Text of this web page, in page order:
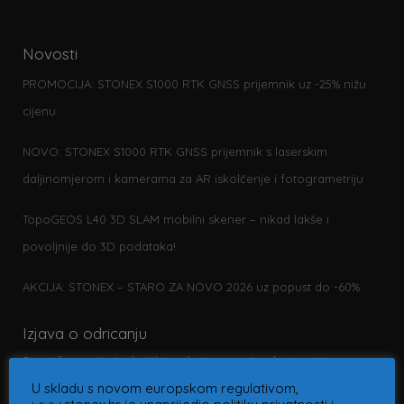
Novosti
PROMOCIJA: STONEX S1000 RTK GNSS prijemnik uz -25% nižu
cijenu
NOVO: STONEX S1000 RTK GNSS prijemnik s laserskim
daljinomjerom i kamerama za AR iskolčenje i fotogrametriju
TopoGEOS L40 3D SLAM mobilni skener – nikad lakše i
povoljnije do 3D podataka!
AKCIJA: STONEX – STARO ZA NOVO 2026 uz popust do -60%
Izjava o odricanju
Sve informacije i tehnički podaci na ovoj web stranici su
informativne prirode. Slike su simbolične. Ne snosimo
U skladu s novom europskom regulativom,